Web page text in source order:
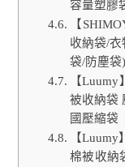
容量塑膠
【
收納袋/
袋/防塵袋)
【
被收納袋
國壓縮袋
【
棉被收納